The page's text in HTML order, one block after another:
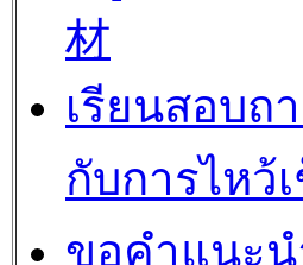
材
เรียนสอบถ
กับการไหว้
ขอคำแนะน